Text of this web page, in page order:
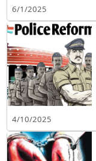
6/1/2025
4/10/2025